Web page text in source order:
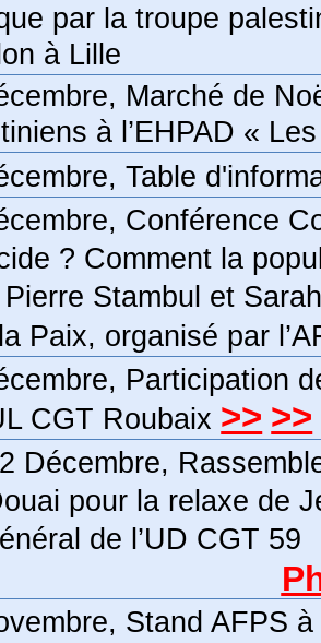
par la troupe
à Lille
Marché de
à l’EHPAD «
Table
Conférence
? Comment la
Stambul et
Paix, organisé par
Participation
CGT Roubaix >> >>
Décembre,
pour la relaxe de
de l’UD CGT 59
Stand AFPS